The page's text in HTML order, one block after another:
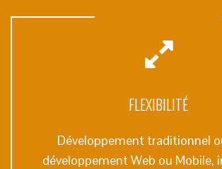
FLEXIBILITÉ
Développement traditionnel
développement Web ou Mobile,